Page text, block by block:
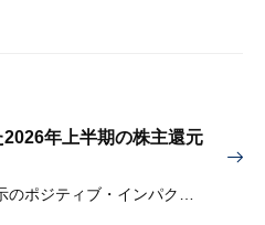
年上半期の株主還元